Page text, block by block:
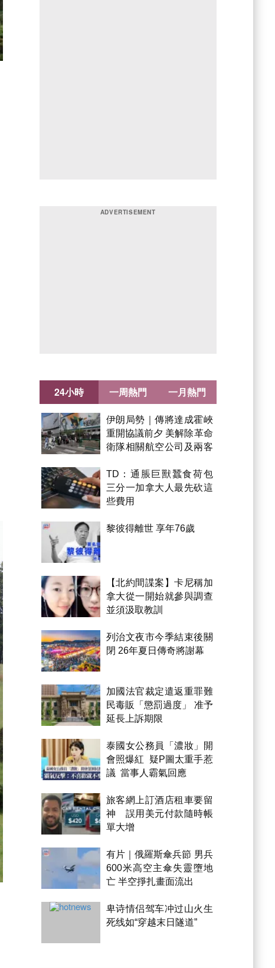
24小時
伊朗局勢｜傳將達成霍峽
重開協議前夕 美解除革命
衛隊相關航空公司及兩客
TD：通脹巨獸蠶食荷包
三分一加拿大人最先砍這
些費用
黎彼得離世 享年76歲
【北約間諜案】卡尼稱加
拿大從一開始就參與調查
並須汲取教訓
列治文夜市今季結束後關
閉 26年夏日傳奇將謝幕
加國法官裁定遣返重罪難
民毒販「懲罰過度」 准予
延長上訴期限
泰國女公務員「濃妝」開
會照爆紅 疑P圖太重手惹
議 當事人霸氣回應
旅客網上訂酒店租車要留
神 誤用美元付款隨時帳
單大增
有片｜俄羅斯傘兵節 男兵
600米高空主傘失靈墮地
亡 半空掙扎畫面流出
卑诗情侣驾车冲过山火生
死线如“穿越末日隧道”
一周熱門 一月熱門